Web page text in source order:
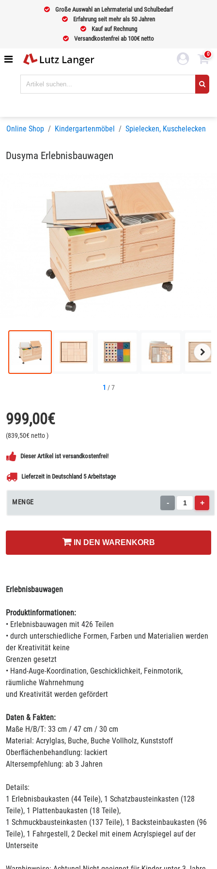
Große Auswahl an Lehrmaterial und Schulbedarf
Erfahrung seit mehr als 50 Jahren
Kauf auf Rechnung
Versandkostenfrei ab 100€ netto
0
Online Shop Kindergartenmöbel Spielecken, Kuschelecken
Dusyma Erlebnisbauwagen
1 /7
999,00€
(839,50€ netto)
Dieser Artikel ist versandkostenfrei!
Lieferzeit in Deutschland 5 Arbeitstage
MENGE - +
IN DEN WARENKORB
Erlebnisbauwagen
Produktinformationen:
• Erlebnisbauwagen mit 426 Teilen
• durch unterschiedliche Formen, Farben und Materialien werden
der Kreativität keine
Grenzen gesetzt
• Hand-Auge-Koordination, Geschicklichkeit, Feinmotorik,
räumliche Wahrnehmung
und Kreativität werden gefördert
Daten & Fakten:
Maße H/B/T: 33 cm / 47 cm / 30 cm
Material: Acrylglas, Buche, Buche Vollholz, Kunststoff
Oberflächenbehandlung: lackiert
Altersempfehlung: ab 3 Jahren
Details:
1 Erlebnisbaukasten (44 Teile), 1 Schatzbausteinkasten (128
Teile), 1 Plattenbaukasten (18 Teile),
1 Schmuckbausteinkasten (137 Teile), 1 Backsteinbaukasten (96
Teile), 1 Fahrgestell, 2 Deckel mit einem Acrylspiegel auf der
Unterseite